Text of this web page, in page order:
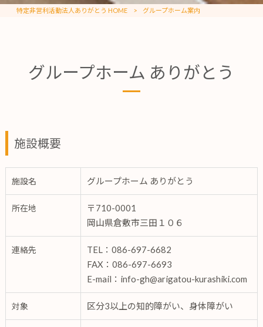
特定非営利活動法人ありがとう HOME > グループホーム案内
グループホーム ありがとう
施設概要
施設名 グループホーム ありがとう
所在地
〒710-0001
岡山県倉敷市三田１０６
連絡先
TEL：086-697-6682
FAX：086-697-6693
E-mail：info-gh@arigatou-kurashiki.com
対象 区分3以上の知的障がい、身体障がい